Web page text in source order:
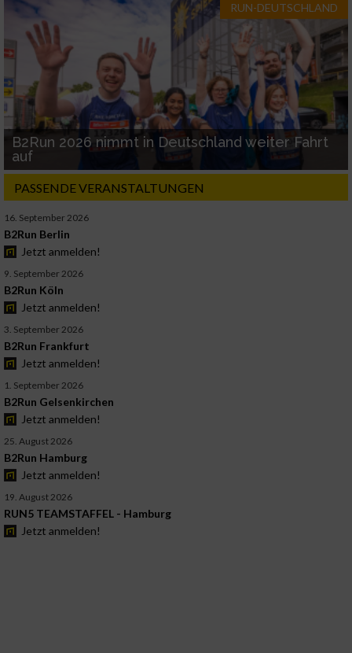
RUN-DEUTSCHLAND
B2Run 2026 nimmt in Deutschland weiter Fahrt
auf
PASSENDE VERANSTALTUNGEN
16. September 2026
B2Run Berlin
Jetzt anmelden!
9. September 2026
B2Run Köln
Jetzt anmelden!
3. September 2026
B2Run Frankfurt
Jetzt anmelden!
1. September 2026
B2Run Gelsenkirchen
Jetzt anmelden!
25. August 2026
B2Run Hamburg
Jetzt anmelden!
19. August 2026
RUN5 TEAMSTAFFEL - Hamburg
Jetzt anmelden!